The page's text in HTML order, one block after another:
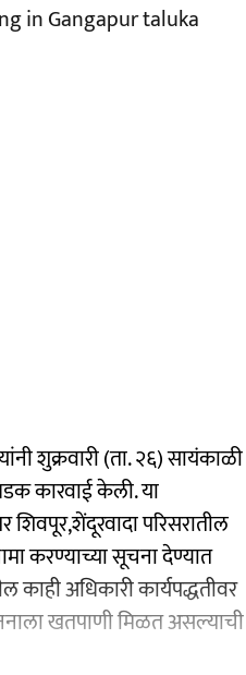
in Gangapur taluka
शुक्रवारी (ता. २६) सायंकाळी
कारवाई केली. या
परिसरातील
करण्याच्या सूचना देण्यात
अधिकारी कार्यपद्धतीवर
खतपाणी मिळत असल्याची